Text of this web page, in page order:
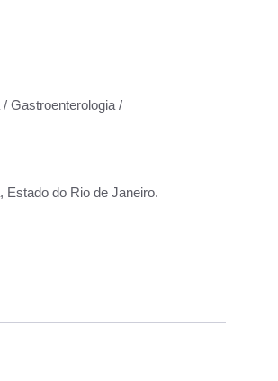
Gastroenterologia /
Estado do Rio de Janeiro.